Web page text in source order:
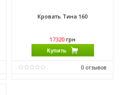
Кровать Тина 160
17320 грн
Купить
0отзывов